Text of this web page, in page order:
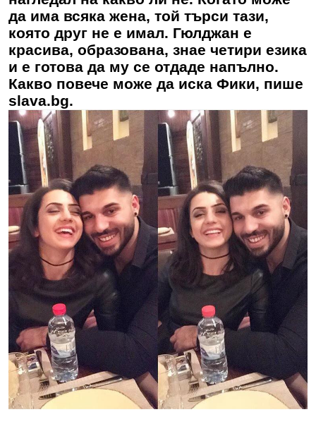
да има всяка жена, той търси тази,
която друг не е имал. Гюлджан е
красива, образована, знае четири езика
и е готова да му се отдаде напълно.
Какво повече може да иска Фики, пише
slava.bg.